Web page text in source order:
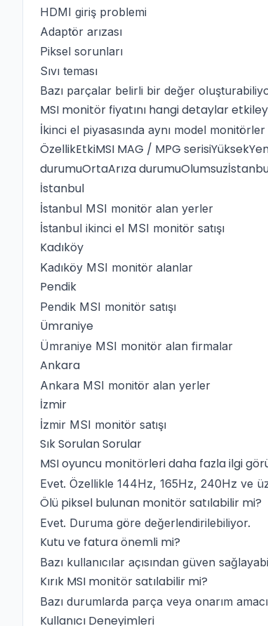
HDMI giriş problemi
Adaptör arızası
Piksel sorunları
Sıvı teması
Bazı parçalar belirli bir değer
MSI monitör fiyatını hangi detaylar
İkinci el piyasasında aynı model
ÖzellikEtkiMSI MAG / MPG
durumuOrtaArıza
İstanbul
İstanbul MSI monitör alan yerler
İstanbul ikinci el MSI monitör satışı
Kadıköy
Kadıköy MSI monitör alanlar
Pendik
Pendik MSI monitör satışı
Ümraniye
Ümraniye MSI monitör alan firmalar
Ankara
Ankara MSI monitör alan yerler
İzmir
İzmir MSI monitör satışı
Sık Sorulan Sorular
MSI oyuncu monitörleri daha fazla ilgi
Evet. Özellikle 144Hz, 165Hz, 240Hz ve
Ölü piksel bulunan monitör satılabilir mi?
Evet. Duruma göre değerlendirilebiliyor.
Kutu ve fatura önemli mi?
Bazı kullanıcılar açısından güven
Kırık MSI monitör satılabilir mi?
Bazı durumlarda parça veya onarım
Kullanıcı Deneyimleri